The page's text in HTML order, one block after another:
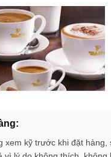
xem kỹ trước khi đặt hàng,